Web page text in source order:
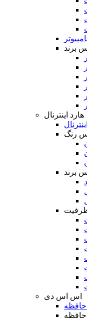
برند
هارد اینترنال
رنگ
برند
ظرفیت
اس اس دی